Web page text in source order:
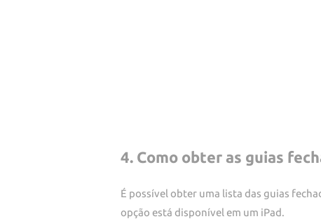
4. Como obter as guias
É possível obter uma lista das guias
opção está disponível em um iPad.